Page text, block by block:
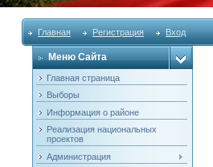
Главная Регистрация Вход
Меню Сайта
Главная страница
Выборы
Информация о районе
Реализация национальных
проектов
Администрация